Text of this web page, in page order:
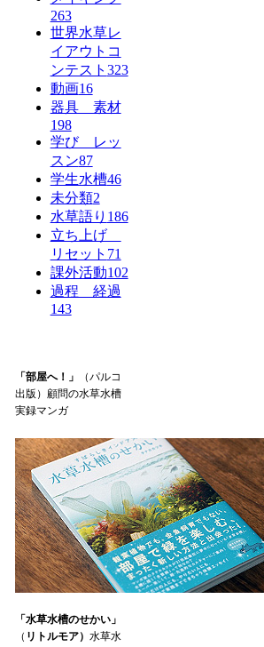
263
世界水草レ
イアウトコ
ンテスト 323
動画16
器具 素材
198
学び レッ
スン87
学生水槽46
未分類2
水草語り 186
立ち上げ
リセット 71
課外活動102
過程 経過
143
「部屋へ！」
（パルコ
出版）顧問の水草水槽
実録マンガ
「水草水槽のせかい」
（ リトルモア） 水草水